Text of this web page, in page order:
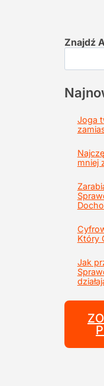
Znajdź
Joga
mniej
Który
Jak